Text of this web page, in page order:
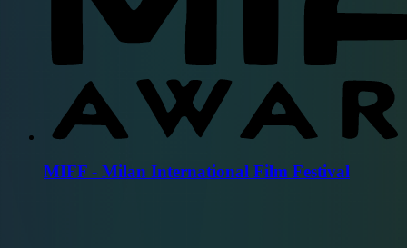
MIFF - Milan International Film Festival